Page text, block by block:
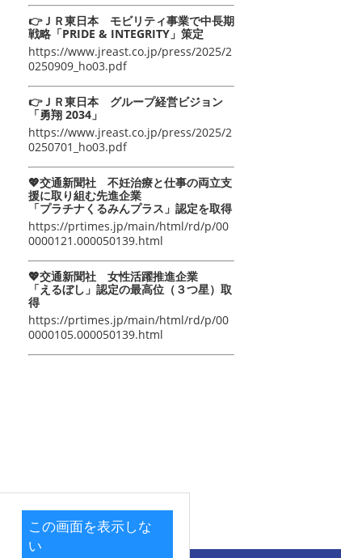
この画面を表示しな
い
👉ＪＲ東日本 モビリティ事業で中長期
戦略「PRIDE & INTEGRITY」策定
https://www.jreast.co.jp/press/2025/2
0250909_ho03.pdf
👉ＪＲ東日本 グループ経営ビジョン
「勇翔 2034」
https://www.jreast.co.jp/press/2025/2
0250701_ho03.pdf
💖交通新聞社 不妊治療と仕事の両立支
援に取り組む先進企業
「プラチナくるみんプラス」認定を取得
https://prtimes.jp/main/html/rd/p/00
0000121.000050139.html
💖交通新聞社 女性活躍推進企業
「えるぼし」認定の最高位（３つ星）取
得
https://prtimes.jp/main/html/rd/p/00
0000105.000050139.html